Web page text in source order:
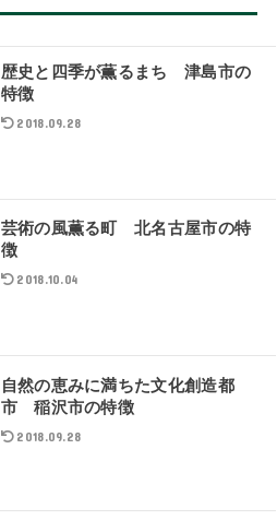
歴史と四季が薫るまち 津島市の
特徴
2018.09.28
芸術の風薫る町 北名古屋市の特
徴
2018.10.04
自然の恵みに満ちた文化創造都
市 稲沢市の特徴
2018.09.28